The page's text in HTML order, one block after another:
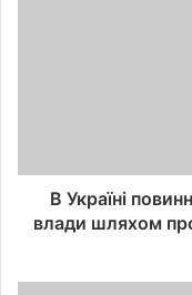
В Україні
влади шляхом